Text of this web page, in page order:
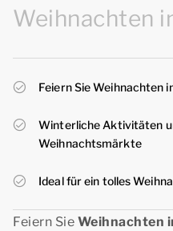
Weihnachten
Feiern Sie Weihnachten
Winterliche Aktivitäten
Weihnachtsmärkte
Ideal für ein tolles
Feiern Sie Weihnachten